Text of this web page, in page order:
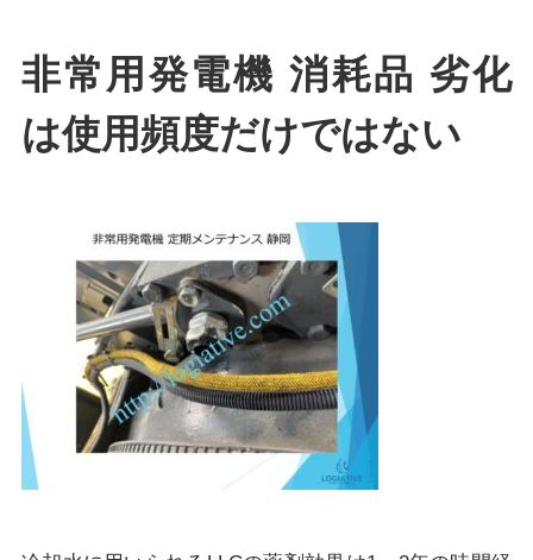
非常用発電機 消耗品 劣化
は使用頻度だけではない